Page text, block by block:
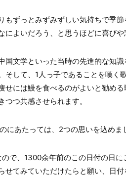
もずっとみずみずしい気持ちで季
よいだろう、と思うほどに喜びや
国文学といった当時の先進的な知
そして、1人っ子であることを嘆く
せには鰻を食べるのがよいと勧め
つ共感させられます。
にあたっては、2つの思いを込めま
ので、1300余年前のこの日付の日
せてみていただけたらと願い、日